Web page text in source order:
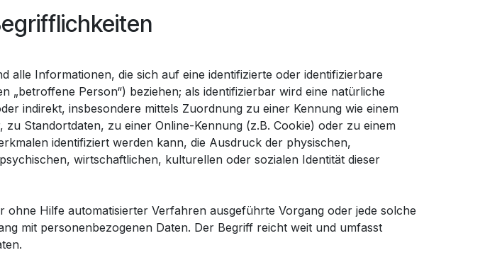
alle Informationen, die sich auf eine identifizierte oder identifizierbare
„betroffene Person“) beziehen; als identifizierbar wird eine natürliche
indirekt, insbesondere mittels Zuordnung zu einer Kennung wie einem
zu Standortdaten, zu einer Online-Kennung (z.B. Cookie) oder zu einem
identifiziert werden kann, die Ausdruck der physischen,
wirtschaftlichen, kulturellen oder sozialen Identität dieser
ohne Hilfe automatisierter Verfahren ausgeführte Vorgang oder jede solche
mit personenbezogenen Daten. Der Begriff reicht weit und umfasst